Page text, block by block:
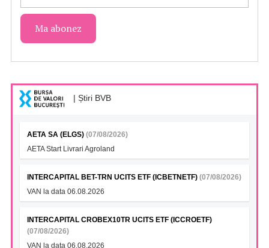
| Știri BVB
AETA SA (ELGS) (07/08/2026)
AETA Start Livrari Agroland
INTERCAPITAL BET-TRN UCITS ETF (ICBETNETF) (07/08/2026)
VAN la data 06.08.2026
INTERCAPITAL CROBEX10TR UCITS ETF (ICCROETF)
(07/08/2026)
VAN la data 06.08.2026